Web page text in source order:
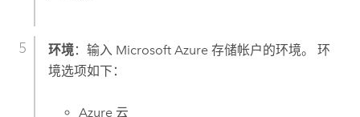
环境：输入 Microsoft Azure存储帐户的环境。 环
境选项如下：
Azure 云